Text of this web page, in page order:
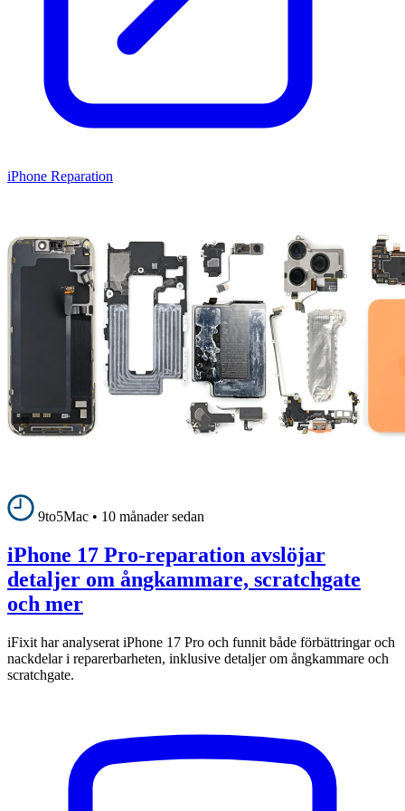
iPhone Reparation
9to5Mac • 10 månader sedan
iPhone 17 Pro-reparation avslöjar
detaljer om ångkammare, scratchgate
och mer
iFixit har analyserat iPhone 17 Pro och funnit både förbättringar och
nackdelar i reparerbarheten, inklusive detaljer om ångkammare och
scratchgate.